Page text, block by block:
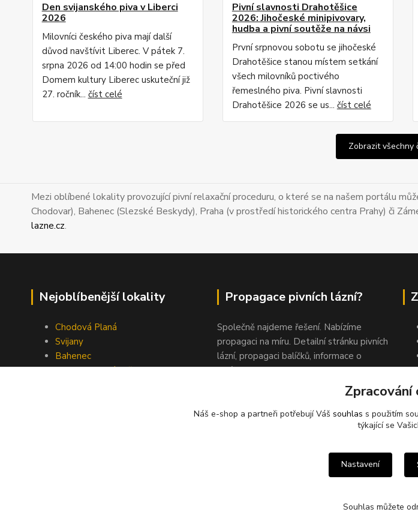
Den svijanského piva v Liberci
2026
Milovníci českého piva mají další
důvod navštívit Liberec. V pátek 7.
srpna 2026 od 14:00 hodin se před
Domem kultury Liberec uskuteční již
27. ročník... číst celé
Pivní slavnosti Drahotěšice
2026: Jihočeské minipivovary,
hudba a pivní soutěže na návsi
První srpnovou sobotu se jihočeské
Drahotěšice stanou místem setkání
všech milovníků poctivého
řemeslného piva. Pivní slavnosti
Drahotěšice 2026 se us... číst celé
Zobrazit všechny
Mezi oblíbené lokality provozující pivní relaxační proceduru, o které se na našem portálu
Chodovar), Bahenec (Slezské Beskydy), Praha (v prostředí historického centra Prahy) či
lazne.cz.
Nejoblíbenější lokality
Chodová Planá
Svijany
Bahenec
Praha 1 - Nový svět
Propagace pivních lázní?
Společně najdeme řešení. Nabízíme
propagaci na míru. Detailní stránku pivních
lázní, propagaci balíčků, informace o
akcích, podpora na Facebook profilu.
Upravit sběr
Zpracování
Náš e-shop a partneři potřebují Váš souhlas s použitím
týkající se
Nastavení
Souhlas můžete